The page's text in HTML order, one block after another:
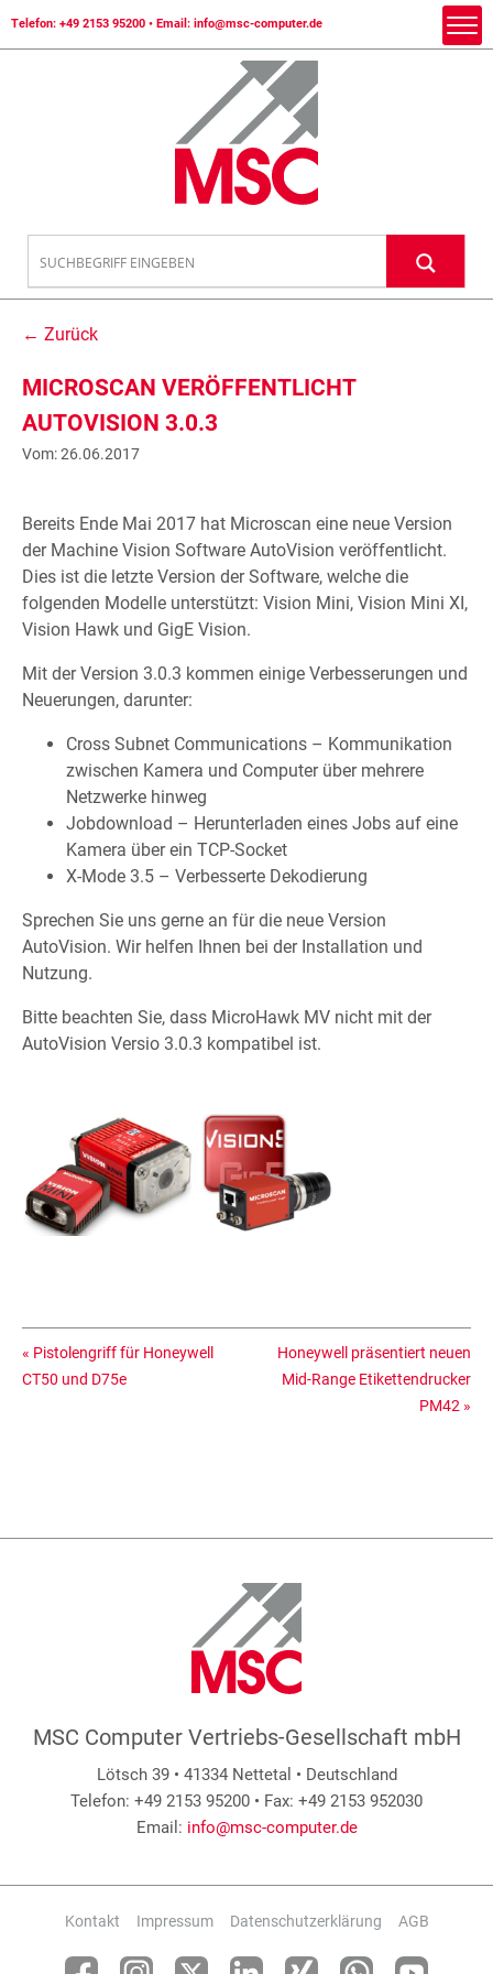
Telefon: +49 2153 95200 • Email: info@msc-computer.de
← Zurück
MICROSCAN VERÖFFENTLICHT
AUTOVISION 3.0.3
Vom: 26.06.2017
Bereits Ende Mai 2017 hat Microscan eine neue Version
der Machine Vision Software AutoVision veröffentlicht.
Dies ist die letzte Version der Software, welche die
folgenden Modelle unterstützt: Vision Mini, Vision Mini XI,
Vision Hawk und GigE Vision.
Mit der Version 3.0.3 kommen einige Verbesserungen und
Neuerungen, darunter:
Cross Subnet Communications – Kommunikation
zwischen Kamera und Computer über mehrere
Netzwerke hinweg
Jobdownload – Herunterladen eines Jobs auf eine
Kamera über ein TCP-Socket
X-Mode 3.5 – Verbesserte Dekodierung
Sprechen Sie uns gerne an für die neue Version
AutoVision. Wir helfen Ihnen bei der Installation und
Nutzung.
Bitte beachten Sie, dass MicroHawk MV nicht mit der
AutoVision Versio 3.0.3 kompatibel ist.
« Pistolengriff für Honeywell
CT50 und D75e
Honeywell präsentiert neuen
Mid-Range Etikettendrucker
PM42 »
MSC Computer Vertriebs-Gesellschaft mbH
Lötsch 39 • 41334 Nettetal • Deutschland
Telefon: +49 2153 95200 • Fax: +49 2153 952030
Email: info@msc-computer.de
Kontakt Impressum Datenschutzerklärung AGB